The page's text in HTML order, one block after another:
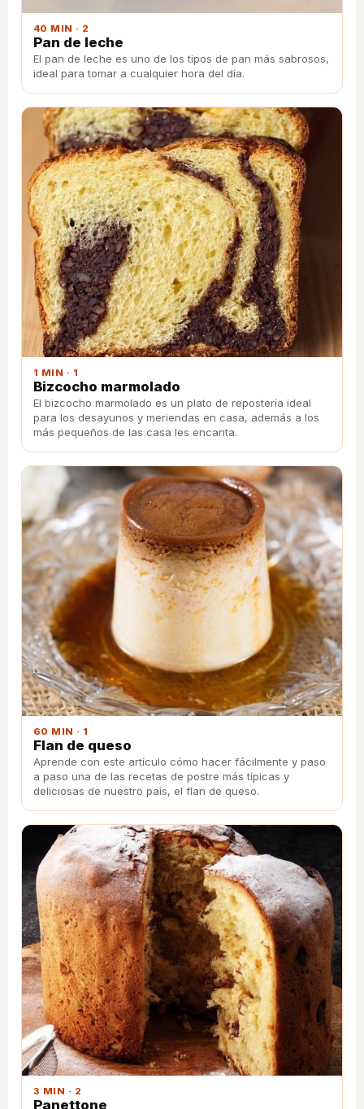
40 MIN · 2
Pan de leche
El pan de leche es uno de los tipos de pan más sabrosos,
ideal para tomar a cualquier hora del día.
1 MIN · 1
Bizcocho marmolado
El bizcocho marmolado es un plato de repostería ideal
para los desayunos y meriendas en casa, además a los
más pequeños de las casa les encanta.
60 MIN · 1
Flan de queso
Aprende con este artículo cómo hacer fácilmente y paso
a paso una de las recetas de postre más típicas y
deliciosas de nuestro país, el flan de queso.
3 MIN · 2
Panettone